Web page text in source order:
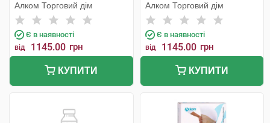
Алком Торговий дім
Є в наявності
від 1145.00 грн
КУПИТИ
Алком Торговий дім
Є в наявності
від 1145.00 грн
КУПИТИ